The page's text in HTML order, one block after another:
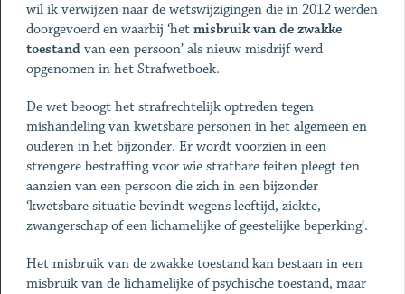
wil ik verwijzen naar de wetswijzigingen die in 2012 werden
doorgevoerd en waarbij ‘het misbruik van de zwakke
toestand van een persoon’ als nieuw misdrijf werd
opgenomen in het Strafwetboek.
De wet beoogt het strafrechtelijk optreden tegen
mishandeling van kwetsbare personen in het algemeen en
ouderen in het bijzonder. Er wordt voorzien in een
strengere bestraffing voor wie strafbare feiten pleegt ten
aanzien van een persoon die zich in een bijzonder
‘kwetsbare situatie bevindt wegens leeftijd, ziekte,
zwangerschap of een lichamelijke of geestelijke beperking’.
Het misbruik van de zwakke toestand kan bestaan in een
misbruik van de lichamelijke of psychische toestand, maar